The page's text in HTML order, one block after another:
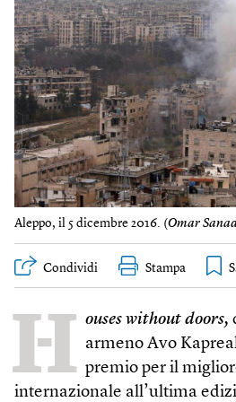
Aleppo, il 5 dicembre 2016. (Omar
Condividi Stampa
H ouses without doors,
armeno Avo
premio per il
internazionale all’ultima